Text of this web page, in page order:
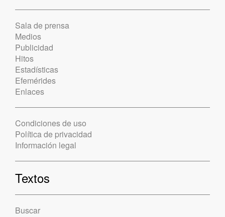
Sala de prensa
Medios
Publicidad
Hitos
Estadísticas
Efemérides
Enlaces
Condiciones de uso
Política de privacidad
Información legal
Textos
Buscar